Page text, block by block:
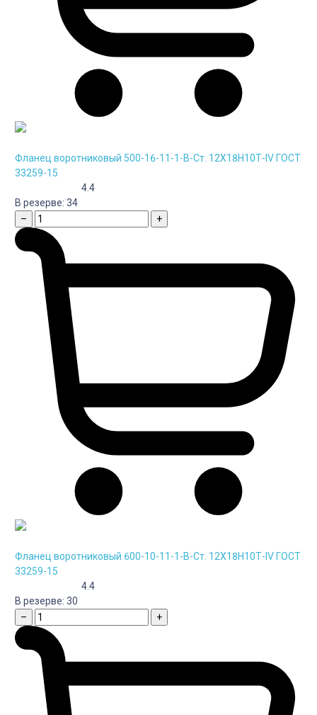
Фланец воротниковый 500-16-11-1-B-Cт. 12Х18Н10Т-IV ГОСТ
33259-15
4.4
В резерве: 34
–
+
Фланец воротниковый 600-10-11-1-B-Cт. 12Х18Н10Т-IV ГОСТ
33259-15
4.4
В резерве: 30
–
+